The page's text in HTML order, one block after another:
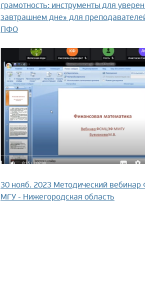
грамотность: инструменты для
завтрашнем дне» для
ПФО
30 нояб. 2023 Методический
МГУ - Нижегородская область